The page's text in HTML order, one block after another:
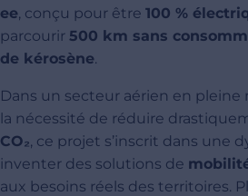
ee, conçu pour être 100 %
parcourir 500 km sans
de kérosène.
Dans un secteur aérien en
la nécessité de réduire
CO₂, ce projet s’inscrit dans une
inventer des solutions de
aux besoins réels des territoires.